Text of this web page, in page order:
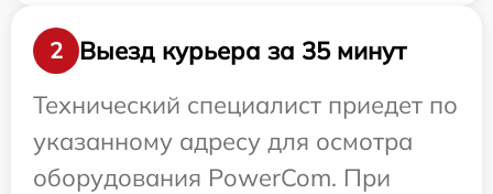
2
Выезд курьера за 35 минут
Технический специалист приедет по
указанному адресу для осмотра
оборудования PowerCom. При